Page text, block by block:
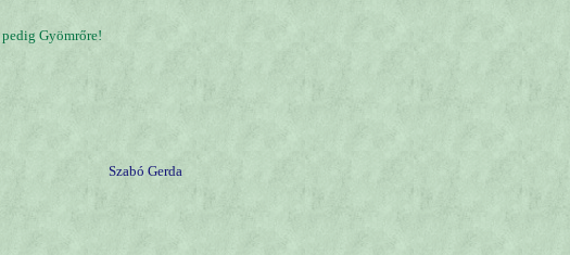
Gyömrőre!
Szabó Gerda